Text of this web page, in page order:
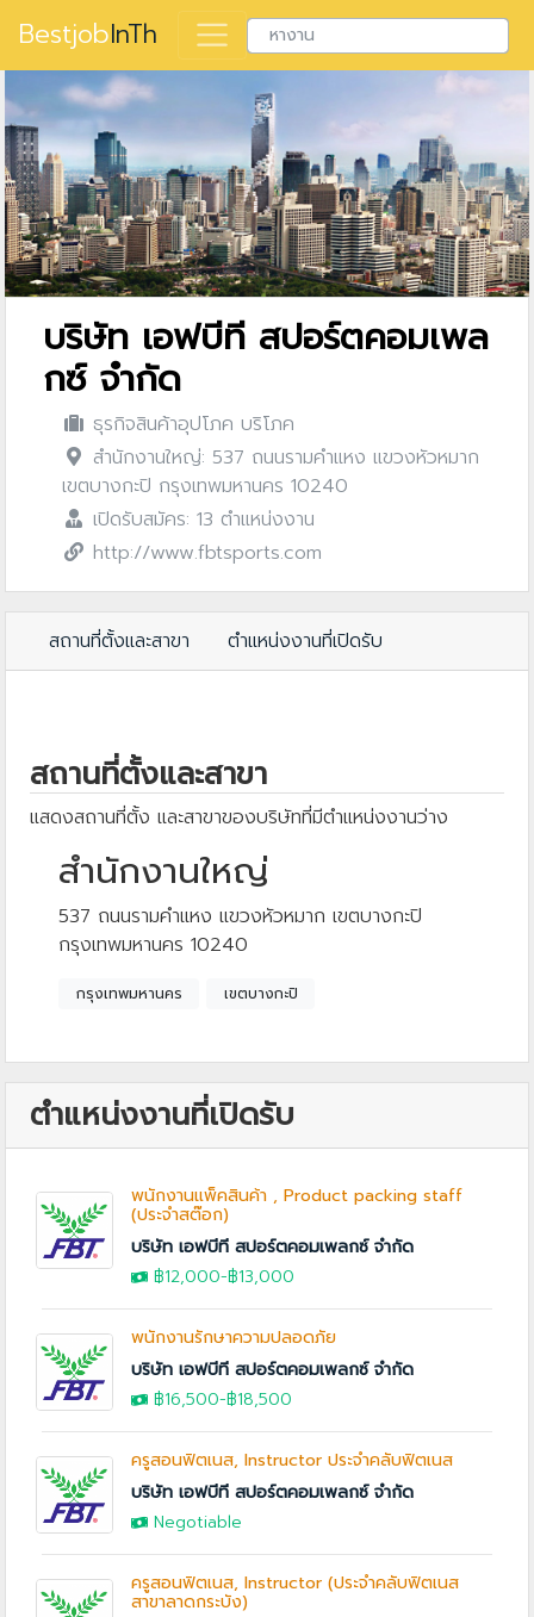
BestjobInTh
บริษัท เอฟบีที สปอร์ตคอมเพล
กซ์ จำกัด
ธุรกิจสินค้าอุปโภค บริโภค
สำนักงานใหญ่: 537 ถนนรามคำแหง แขวงหัวหมาก
เขตบางกะปิ กรุงเทพมหานคร 10240
เปิดรับสมัคร: 13 ตำแหน่งงาน
http://www.fbtsports.com
สถานที่ตั้งและสาขา ตำแหน่งงานที่เปิดรับ
สถานที่ตั้งและสาขา
แสดงสถานที่ตั้ง และสาขาของบริษัทที่มีตำแหน่งงานว่าง
สำนักงานใหญ่
537 ถนนรามคำแหง แขวงหัวหมาก เขตบางกะปิ
กรุงเทพมหานคร 10240
กรุงเทพมหานคร เขตบางกะปิ
ตำแหน่งงานที่เปิดรับ
พนักงานแพ็คสินค้า , Product packing staff
(ประจำสต๊อก)
บริษัท เอฟบีที สปอร์ตคอมเพลกซ์ จำกัด
฿12,000-฿13,000
พนักงานรักษาความปลอดภัย
บริษัท เอฟบีที สปอร์ตคอมเพลกซ์ จำกัด
฿16,500-฿18,500
ครูสอนฟิตเนส, Instructor ประจำคลับฟิตเนส
บริษัท เอฟบีที สปอร์ตคอมเพลกซ์ จำกัด
Negotiable
ครูสอนฟิตเนส, Instructor (ประจำคลับฟิตเนส
สาขาลาดกระบัง)